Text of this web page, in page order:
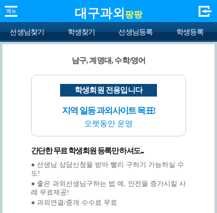
대구과외 팡팡
선생님찾기 학생찾기 선생님등록 학생등록
남구, 계명대, 수학/영어
학생회원 전용입니다
지역 일등 과외사이트 목표!
오랫동안 운영
간단한 무료 학생회원 등록만 하셔도...
● 선생님 상담신청을 받아 빨리 구하기 가능하실 수
도!
● 좋은 과외선생님구하는 법 예, 안전을 증가시킬 사
례 무료제공!
● 과외연결/중개 수수료 무료